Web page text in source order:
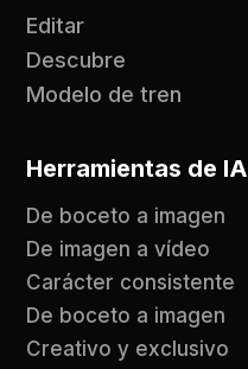
Editar
Descubre
Modelo de tren
Herramientas de IA
De boceto a imagen
De imagen a vídeo
Carácter consistente
De boceto a imagen
Creativo y exclusivo